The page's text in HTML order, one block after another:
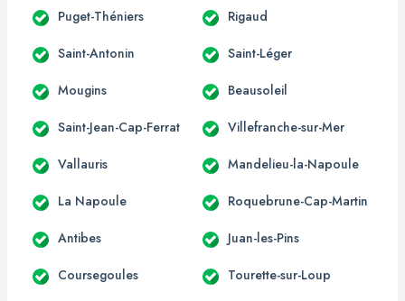
Puget-Théniers Rigaud
Saint-Antonin Saint-Léger
Mougins Beausoleil
Saint-Jean-Cap-Ferrat Villefranche-sur-Mer
Vallauris Mandelieu-la-Napoule
La Napoule Roquebrune-Cap-Martin
Antibes Juan-les-Pins
Coursegoules Tourette-sur-Loup